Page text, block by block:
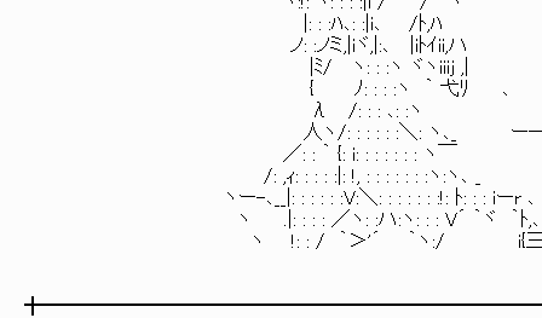
|: : :ﾊ､: :|i､ /ﾄ,ﾊ Viiiii |
ノ: :ノミ,|iヾ,|:､ |iﾄｲii,ハ ヾJ
|ﾐ/ ヽ: : :ヽ ヾヽiiij ,| ゝ'´
{ ﾉ: : : :ヽ ｀ 弋ﾘ ､ /:
λ /: : : ､: :ヽ , ﾚ |: :
人ヽ/: : : : : :＼: ヽ､_ ー― ´ |:
／: : ｀ {: i: : : : : : : ヽ￣ ,.|:
/: ,ｨ: : : : :|: !, : : : : : : :ヽ:ヽ､ _
ヽー-､__|: : : : : :V:＼: : : : : : :!: ﾄ: : : iーr ､
ヽ .|: : : : ／ヽ: :ハ:ヽ: : : V´ ｀ヾ ｀
ヽ !: : / ｀＞'´ ｀ヽ:/ i{三ﾐ